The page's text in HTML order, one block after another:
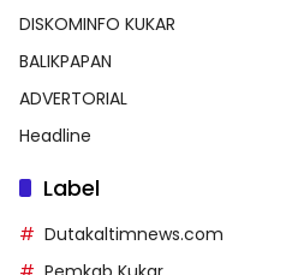
DISKOMINFO KUKAR
BALIKPAPAN
ADVERTORIAL
Headline
Label
Dutakaltimnews.com